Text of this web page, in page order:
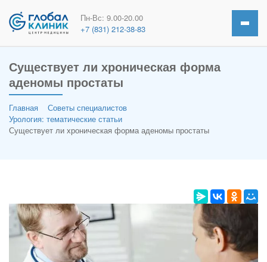
Пн-Вс: 9.00-20.00
+7 (831) 212-38-83
Существует ли хроническая форма
аденомы простаты
Главная
Советы специалистов
Урология: тематические статьи
Существует ли хроническая форма аденомы простаты